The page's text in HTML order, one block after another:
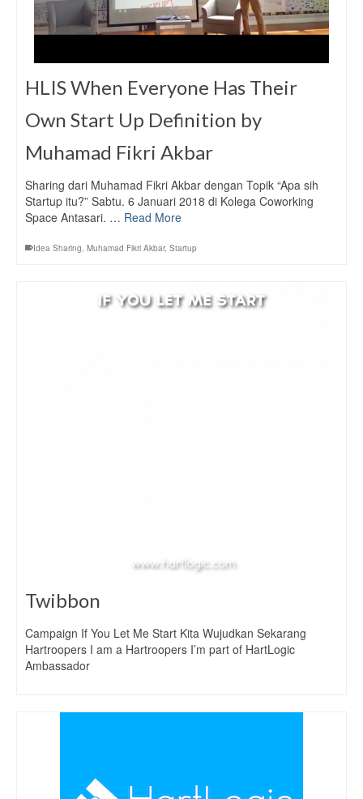
HLIS When Everyone Has Their
Own Start Up Definition by
Muhamad Fikri Akbar
Sharing dari Muhamad Fikri Akbar dengan Topik “Apa sih
Startup itu?” Sabtu. 6 Januari 2018 di Kolega Coworking
Space Antasari. … Read More
Idea Sharing Muhamad Fikri Akbar, Startup
Twibbon
Campaign If You Let Me Start Kita Wujudkan Sekarang
Hartroopers I am a Hartroopers I’m part of HartLogic
Ambassador